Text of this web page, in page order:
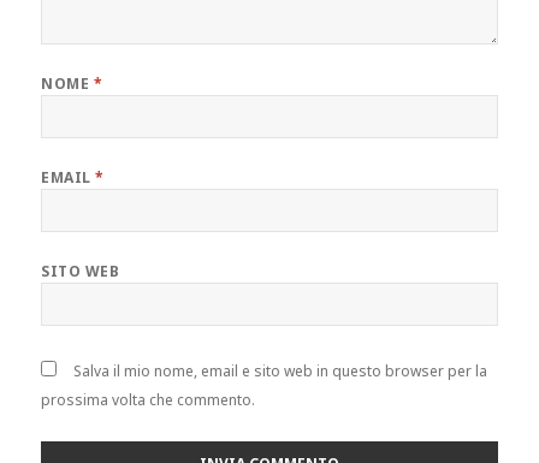
NOME *
EMAIL*
SITO WEB
Salva il mio nome, email e sito web in questo browser per la
prossima volta che commento.